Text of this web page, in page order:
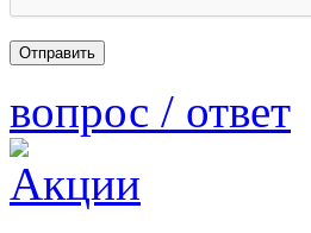
вопрос / ответ